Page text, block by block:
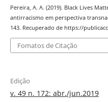
Pereira, A. A. (2019). Black Lives
antirracismo em perspectiva
143. Recuperado de https://
Fomatos de Citação
Edição
v. 49 n. 172: abr./jun.2019